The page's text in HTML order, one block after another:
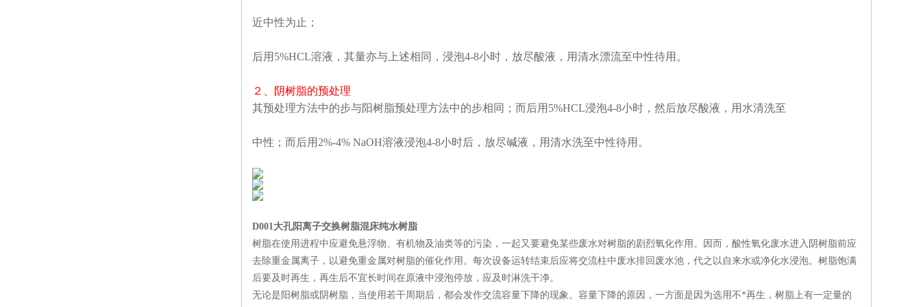
近中性为止；
后用5%HCL溶液，其量亦与上述相同，浸泡4-8小时，放尽酸液，用清水漂流至中性待用。
２、阴树脂的预处理
其预处理方法中的步与阳树脂预处理方法中的步相同；而后用5%HCL浸泡4-8小时，然后放尽酸液，用水清洗至
中性；而后用2%-4% NaOH溶液浸泡4-8小时后，放尽碱液，用清水洗至中性待用。
D001大孔阳离子交换树脂混床纯水树脂
树脂在使用进程中应避免悬浮物、有机物及油类等的污染，一起又要避免某些废水对树脂的剧烈氧化作用。因而，酸性氧化废水进入阴树脂前应
去除重金属离子，以避免重金属对树脂的催化作用。每次设备运转结束后应将交流柱中废水排回废水池，代之以自来水或净化水浸泡。树脂饱满
后要及时再生，再生后不宜长时间在原液中浸泡停放，应及时淋洗干净。
无论是阳树脂或阴树脂，当使用若干周期后，都会发作交流容量下降的现象。容量下降的原因，一方面是因为选用不*再生，树脂上有一定量的